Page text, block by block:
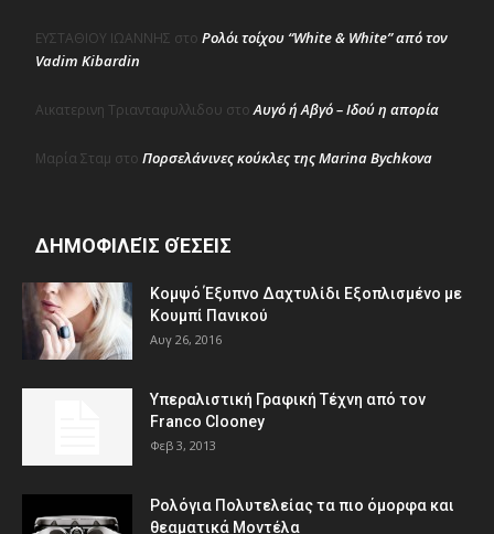
ΕΥΣΤΑΘΙΟΥ ΙΩΑΝΝΗΣ στο Ρολόι τοίχου “White & White” από τον
Vadim Kibardin
Αικατερινη Τριανταφυλλιδου στοΑυγό ή Αβγό – Ιδού η απορία
Μαρία Σταμ στο Πορσελάνινες κούκλες της Marina Bychkova
ΔΗΜΟΦΙΛΕΊΣ ΘΈΣΕΙΣ
Κομψό Έξυπνο Δαχτυλίδι Εξοπλισμένο με
Κουμπί Πανικού
Αυγ 26, 2016
Υπεραλιστική Γραφική Τέχνη από τον
Franco Clooney
Φεβ 3, 2013
Ρολόγια Πολυτελείας τα πιο όμορφα και
θεαματικά Μοντέλα